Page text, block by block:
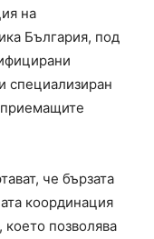
на
България, под
специализиран
че бързата
координация
позволява